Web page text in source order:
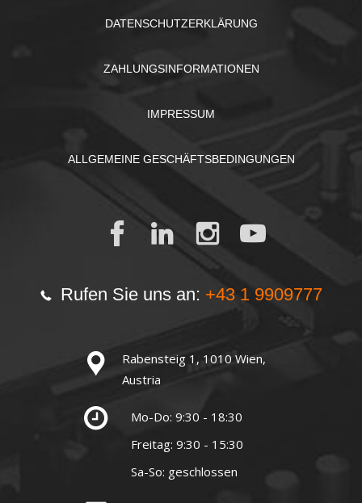
DATENSCHUTZERKLÄRUNG
ZAHLUNGSINFORMATIONEN
IMPRESSUM
ALLGEMEINE GESCHÄFTSBEDINGUNGEN
Rufen Sie uns an: +43 1 9909777
Rabensteig 1, 1010 Wien,
Austria
Mo-Do: 9:30 - 18:30
Freitag: 9:30 - 15:30
Sa-So: geschlossen